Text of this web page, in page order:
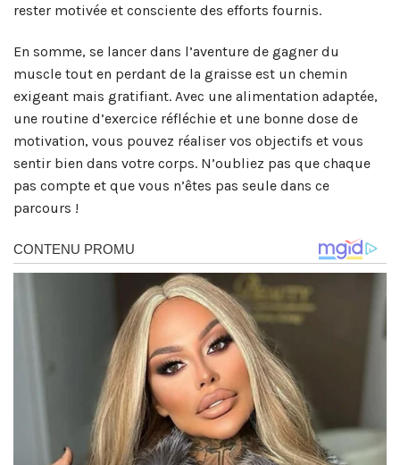
rester motivée et consciente des efforts fournis.
En somme, se lancer dans l’aventure de gagner du
muscle tout en perdant de la graisse est un chemin
exigeant mais gratifiant. Avec une alimentation adaptée,
une routine d’exercice réfléchie et une bonne dose de
motivation, vous pouvez réaliser vos objectifs et vous
sentir bien dans votre corps. N’oubliez pas que chaque
pas compte et que vous n’êtes pas seule dans ce
parcours !